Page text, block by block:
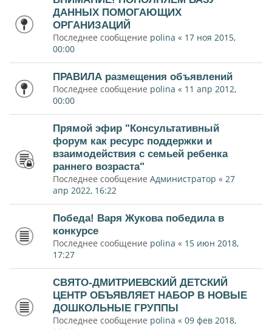
ДАННЫХ ПОМОГАЮЩИХ
ОРГАНИЗАЦИЙ
Последнее сообщение polina « 17 ноя 2015,
00:00
ПРАВИЛА размещения объявлений
Последнее сообщение polina « 11 апр 2012,
00:00
Прямой эфир "Консультативный
форум как ресурс поддержки и
взаимодействия с семьей ребенка
раннего возраста"
Последнее сообщение Администратор « 27
апр 2022, 16:22
Победа! Варя Жукова победила в
конкурсе
Последнее сообщение polina « 15 июн 2018,
17:27
СВЯТО-ДМИТРИЕВСКИЙ ДЕТСКИЙ
ЦЕНТР ОБЪЯВЛЯЕТ НАБОР В НОВЫЕ
ДОШКОЛЬНЫЕ ГРУППЫ
Последнее сообщение polina « 09 фев 2018,